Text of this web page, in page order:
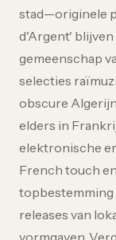
stad—originele
d'Argent'
gemeenschap
selecties
obscure
elders in
elektronische
French touch
topbestemming
releases van
vormgaven.